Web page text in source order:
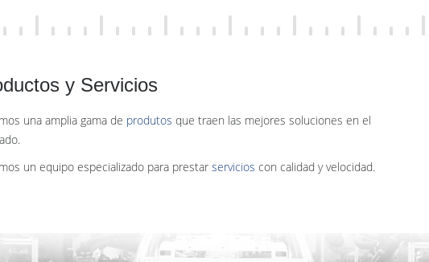
y Servicios
una amplia gama de produtos que traen las mejores soluciones en el
un equipo especializado para prestar servicios con calidad y velocidad.